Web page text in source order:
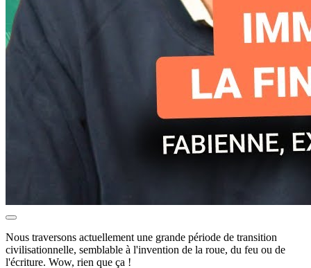
Nous traversons actuellement une grande période de transition
civilisationnelle, semblable à l'invention de la roue, du feu ou de
l'écriture. Wow, rien que ça !